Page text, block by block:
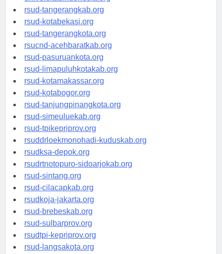
universitasindonesia.org
rsud-tangerangkab.org
rsud-kotabekasi.org
rsud-tangerangkota.org
rsucnd-acehbaratkab.org
rsud-pasuruankota.org
rsud-limapuluhkotakab.org
rsud-kotamakassar.org
rsud-kotabogor.org
rsud-tanjungpinangkota.org
rsud-simeuluekab.org
rsud-tpikepriprov.org
rsuddrloekmonohadi-kuduskab.org
rsudksa-depok.org
rsudrtnotopuro-sidoarjokab.org
rsud-sintang.org
rsud-cilacapkab.org
rsudkoja-jakarta.org
rsud-brebeskab.org
rsud-sulbarprov.org
rsudtpi-kepriprov.org